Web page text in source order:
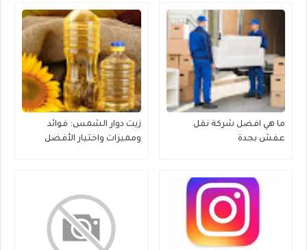
ما هي افضل شركة نقل
عفش بجدة
زيت دوار الشمس: فوائد
ومميزات واختيار الأفضل